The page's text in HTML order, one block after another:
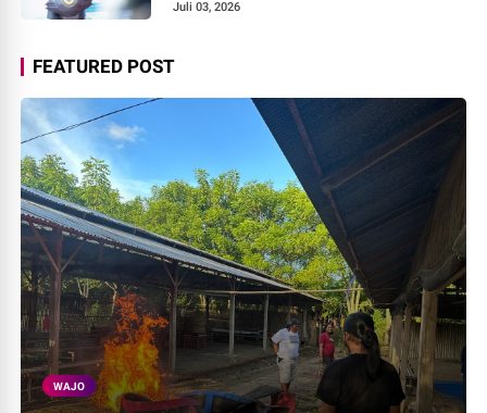
Praktisi
Juli 03, 2026
FEATURED POST
WAJO